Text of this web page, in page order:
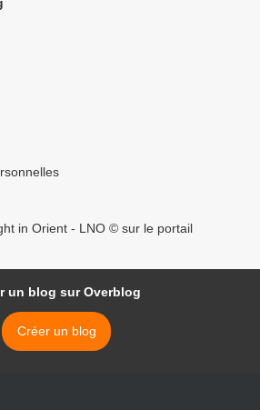
in Orient - LNO © sur le portail
un blog sur Overblog
Créer un blog